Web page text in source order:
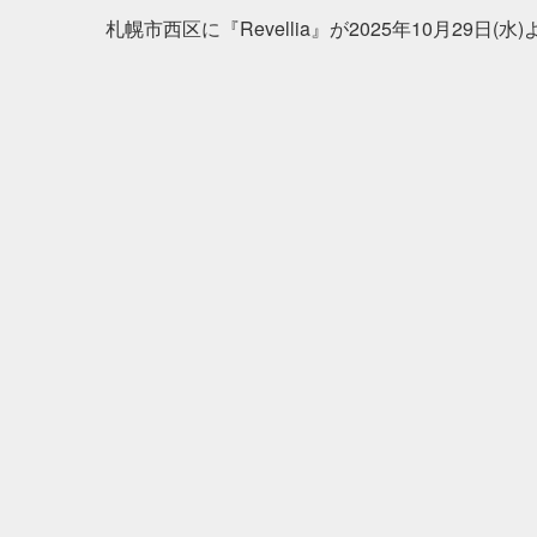
札幌市西区に『Revellia』が2025年10月29日(水)